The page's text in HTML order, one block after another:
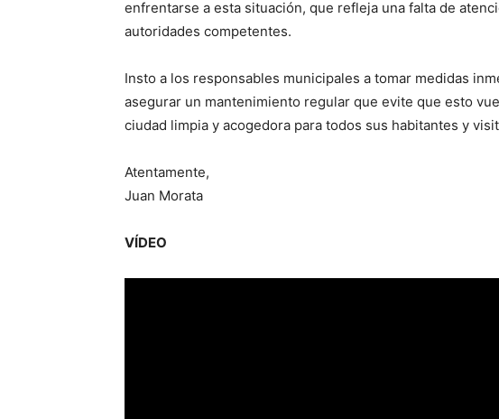
enfrentarse a esta situación, que refleja una falta de
autoridades competentes.
Insto a los responsables municipales a tomar medidas
asegurar un mantenimiento regular que evite que esto
ciudad limpia y acogedora para todos sus habitantes y
Atentamente,
Juan Morata
VÍDEO